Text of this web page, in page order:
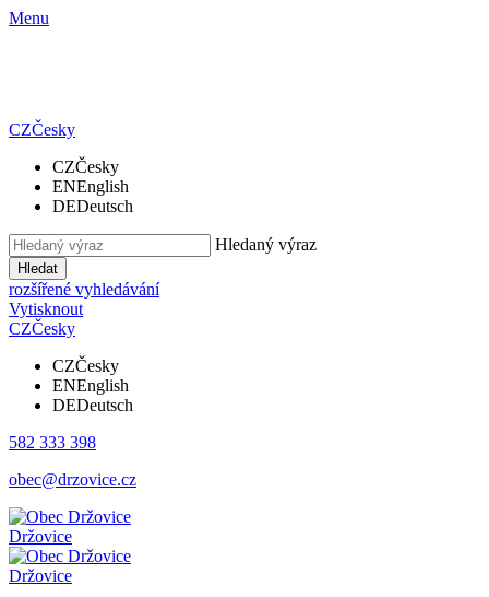
Menu
CZČesky
CZČesky
ENEnglish
DEDeutsch
Hledaný výraz
Hledat
rozšířené vyhledávání
Vytisknout
CZČesky
CZČesky
ENEnglish
DEDeutsch
582 333 398
obec@drzovice.cz
Držovice
Držovice